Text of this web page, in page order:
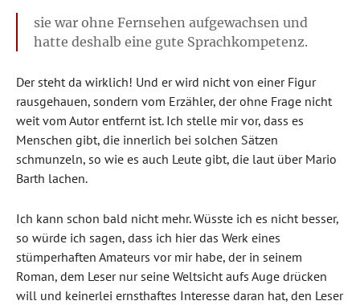
sie war ohne Fernsehen aufgewachsen und
hatte deshalb eine gute Sprachkompetenz.
Der steht da wirklich! Und er wird nicht von einer Figur
rausgehauen, sondern vom Erzähler, der ohne Frage nicht
weit vom Autor entfernt ist. Ich stelle mir vor, dass es
Menschen gibt, die innerlich bei solchen Sätzen
schmunzeln, so wie es auch Leute gibt, die laut über Mario
Barth lachen.
Ich kann schon bald nicht mehr. Wüsste ich es nicht besser,
so würde ich sagen, dass ich hier das Werk eines
stümperhaften Amateurs vor mir habe, der in seinem
Roman, dem Leser nur seine Weltsicht aufs Auge drücken
will und keinerlei ernsthaftes Interesse daran hat, den Leser